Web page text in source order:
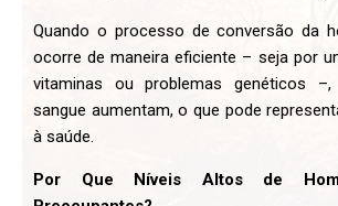
Quando o processo de conversão da
ocorre de maneira eficiente – seja por
vitaminas ou problemas genéticos
sangue aumentam, o que pode
à saúde.
Por Que Níveis Altos de